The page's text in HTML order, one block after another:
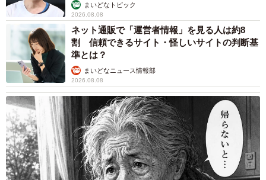
まいどなトピック
2026.08.08
ネット通販で「運営者情報」を見る人は約8
割 信頼できるサイト・怪しいサイトの判断基
準とは？
まいどなニュース情報部
2026.08.08